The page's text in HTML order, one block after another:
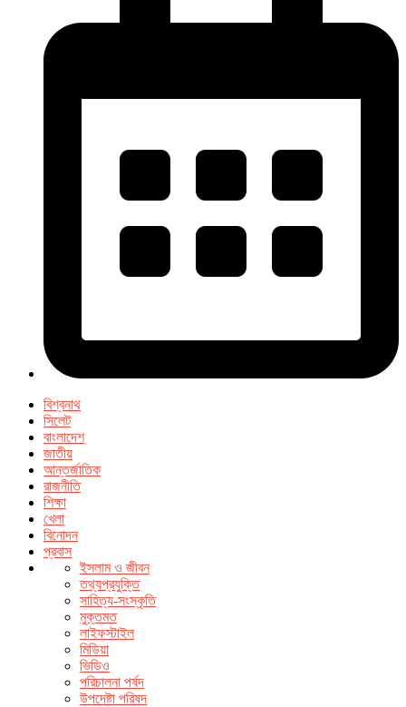
বিশ্বনাথ
সিলেট
বাংলাদেশ
জাতীয়
আন্তর্জাতিক
রাজনীতি
শিক্ষা
খেলা
বিনোদন
প্রবাস
ইসলাম ও জীবন
তথ্যপ্রযুক্তি
সাহিত্য-সংস্কৃতি
মুক্তমত
লাইফস্টাইল
মিডিয়া
ভিডিও
পরিচালনা পর্ষদ
উপদেষ্টা পরিষদ